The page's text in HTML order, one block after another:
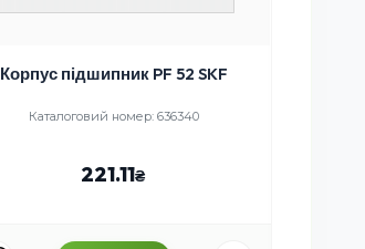
Корпус підшипник PF 52 SKF
Каталоговий номер: 636340
221.11